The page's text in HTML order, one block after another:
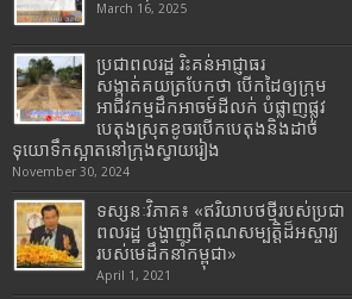
March 16, 2025
ប្រជាពលរដ្ឋ រិះគន់អាជ្ញាធរ
សង្កាត់គយត្របែកថា បើកដៃឲ្យក្រុម
អាជីវកម្មដឹកអាចម៍ដីលក់ បំផ្លាញផ្លូវ
បេតុងស្រុតខូចរបើកបេតុងនិងដាច់
ទុយោទឹកស្អាតនៅក្រុងស្វាយរៀង
November 30, 2024
ទស្សនៈវិភាគ៖ «ឥរិយាបថថ្មីរបស់ប្រជា
ពលរដ្ឋ បង្ហាញពីគុណសម្បត្តិដ៏អស្ចារ្យ
របស់មេដឹកនាំកម្ពុជា»
April 1, 2021